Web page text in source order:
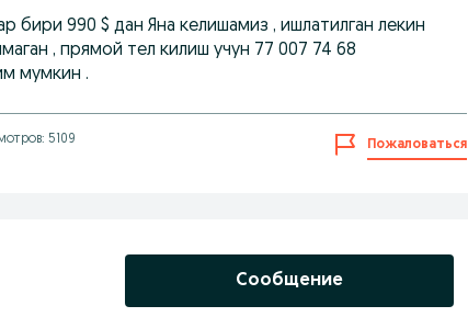
бири 990 $ дан Яна келишамиз , ишлатилган лекин
, прямой тел килиш учун 77 007 74 68
мумкин .
5109 Пожаловаться
Сообщение